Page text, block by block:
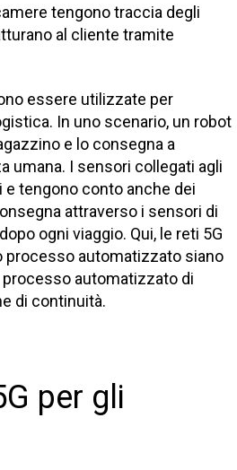
tengono traccia degli
al cliente tramite
essere utilizzate per
In uno scenario, un robot
e lo consegna a
umana. I sensori collegati agli
tengono conto anche dei
attraverso i sensori di
ogni viaggio. Qui, le reti 5G
processo automatizzato siano
automatizzato di
di continuità.
per gli